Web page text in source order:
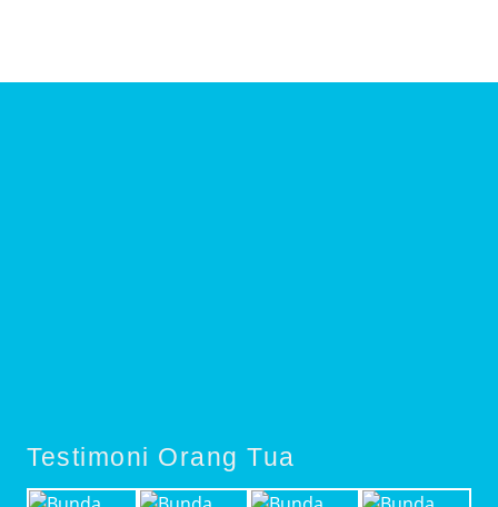
Testimoni Orang Tua